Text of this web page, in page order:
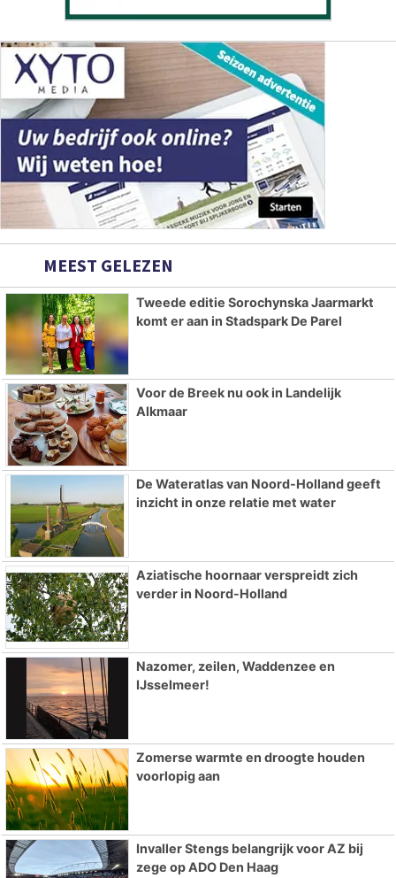
MEEST GELEZEN
Tweede editie Sorochynska Jaarmarkt
komt er aan in Stadspark De Parel
Voor de Breek nu ook in Landelijk
Alkmaar
De Wateratlas van Noord-Holland geeft
inzicht in onze relatie met water
Aziatische hoornaar verspreidt zich
verder in Noord-Holland
Nazomer, zeilen, Waddenzee en
IJsselmeer!
Zomerse warmte en droogte houden
voorlopig aan
Invaller Stengs belangrijk voor AZ bij
zege op ADO Den Haag